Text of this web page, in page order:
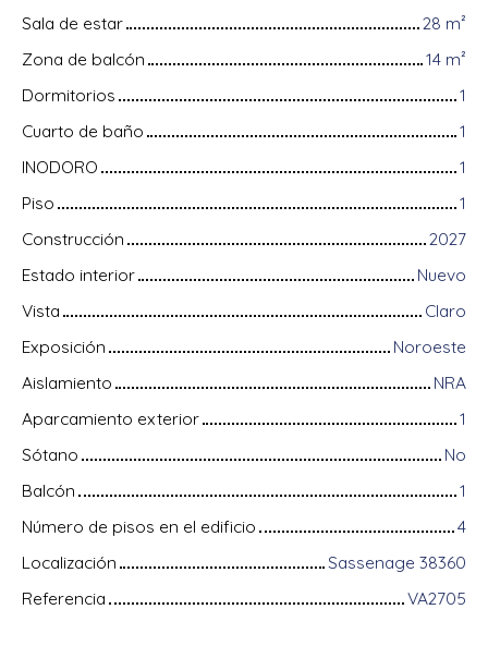
Sala de estar
28 m²
Zona de balcón
14 m²
Dormitorios
1
Cuarto de baño
1
INODORO
1
Piso
1
Construcción
2027
Estado interior
Nuevo
Vista
Claro
Exposición
Noroeste
Aislamiento
NRA
Aparcamiento exterior
1
Sótano
No
Balcón
1
Número de pisos en el edificio
4
Localización
Sassenage 38360
Referencia
VA2705